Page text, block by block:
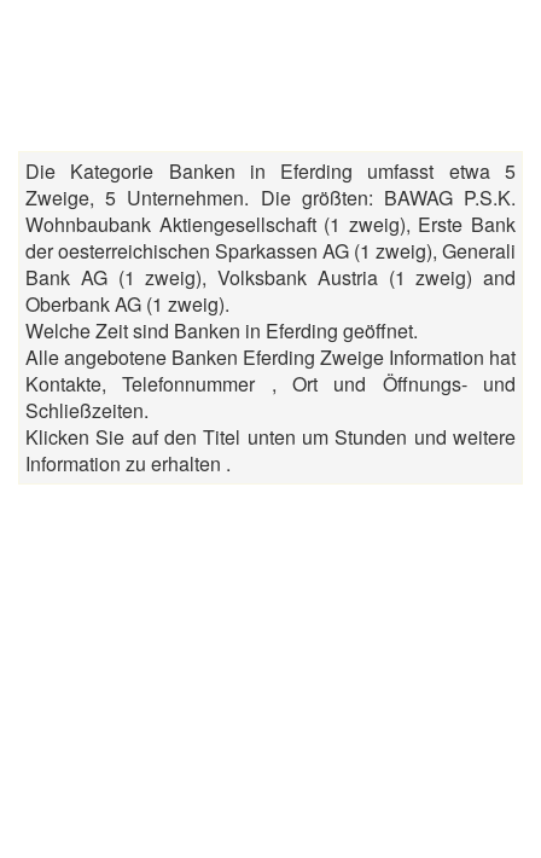
Die Kategorie Banken in Eferding umfasst etwa 5
Zweige, 5 Unternehmen. Die größten: BAWAG P.S.K.
Wohnbaubank Aktiengesellschaft (1 zweig), Erste Bank
der oesterreichischen Sparkassen AG (1 zweig), Generali
Bank AG (1 zweig), Volksbank Austria (1 zweig) and
Oberbank AG (1 zweig).
Welche Zeit sind Banken in Eferding geöffnet.
Alle angebotene Banken Eferding Zweige Information hat
Kontakte, Telefonnummer , Ort und Öffnungs- und
Schließzeiten.
Klicken Sie auf den Titel unten um Stunden und weitere
Information zu erhalten .